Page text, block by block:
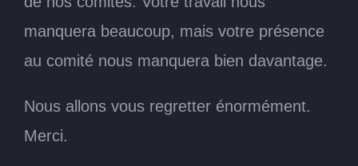
manquera beaucoup, mais votre présence
au comité nous manquera bien davantage.
Nous allons vous regretter énormément.
Merci.